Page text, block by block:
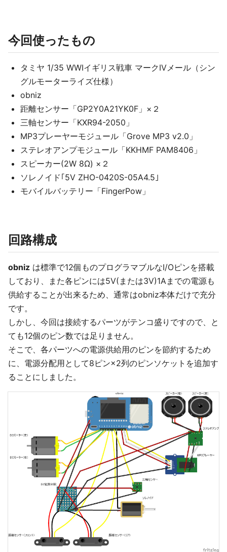
今回使ったもの
タミヤ 1/35 WWIイギリス戦車 マークIVメール（シン
グルモーターライズ仕様）
obniz
距離センサー「GP2Y0A21YK0F」×２
三軸センサー「KXR94-2050」
MP3プレーヤーモジュール「Grove MP3 v2.0」
ステレオアンプモジュール「KKHMF PAM8406」
スピーカー(2W 8Ω) ×２
ソレノイド｢5V ZHO-0420S-05A4.5｣
モバイルバッテリー「FingerPow」
回路構成
obniz は標準で12個ものプログラマブルなI/Oピンを搭載
しており、また各ピンには5V(または3V)1Aまでの電源も
供給することが出来るため、通常はobniz本体だけで充分
です。
しかし、今回は接続するパーツがテンコ盛りですので、と
ても12個のピン数では足りません。
そこで、各パーツへの電源供給用のピンを節約するため
に、電源分配用として8ピン×2列のピンソケットを追加す
ることにしました。